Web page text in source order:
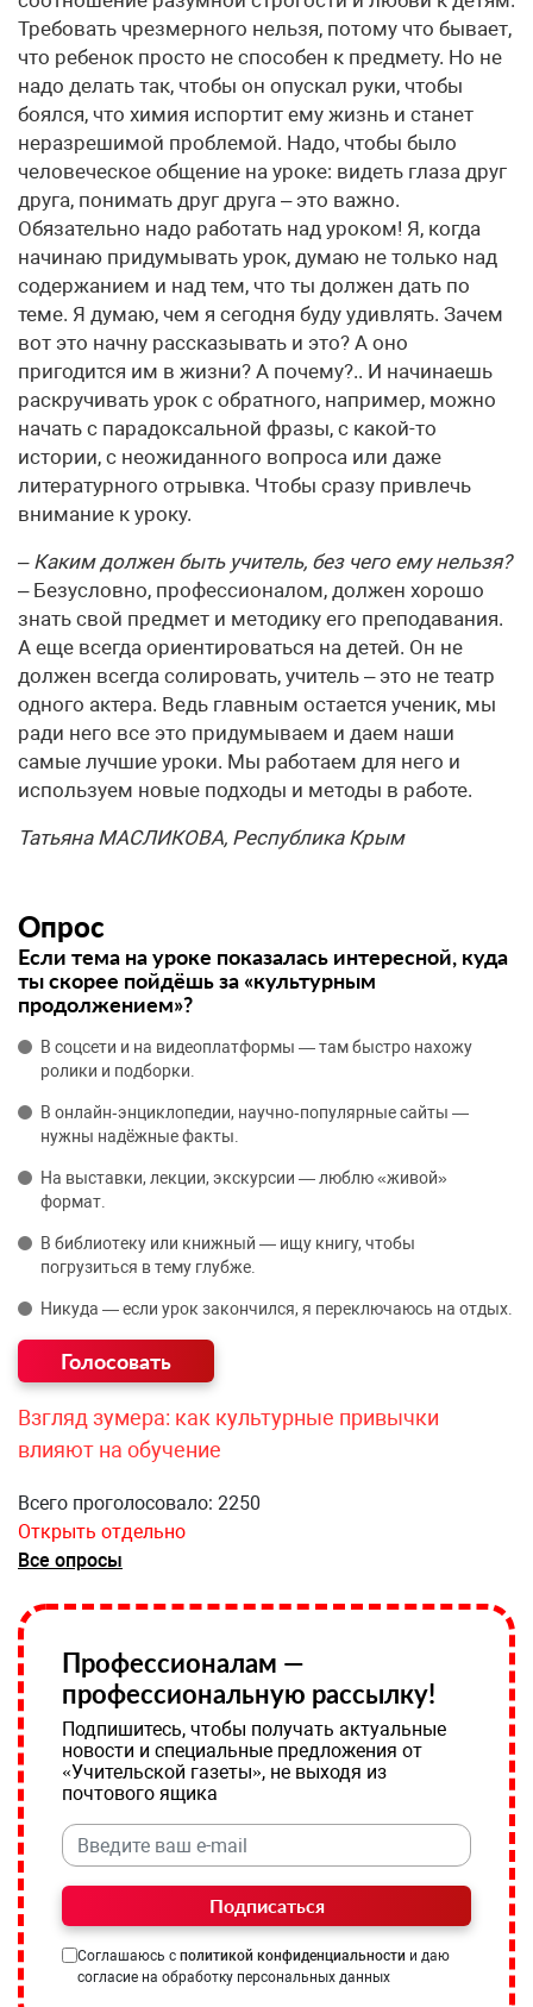
Требовать чрезмерного нельзя, потому что бывает,
что ребенок просто не способен к предмету. Но не
надо делать так, чтобы он опускал руки, чтобы
боялся, что химия испортит ему жизнь и станет
неразрешимой проблемой. Надо, чтобы было
человеческое общение на уроке: видеть глаза друг
друга, понимать друг друга – это важно.
Обязательно надо работать над уроком! Я, когда
начинаю придумывать урок, думаю не только над
содержанием и над тем, что ты должен дать по
теме. Я думаю, чем я сегодня буду удивлять. Зачем
вот это начну рассказывать и это? А оно
пригодится им в жизни? А почему?.. И начинаешь
раскручивать урок с обратного, например, можно
начать с парадоксальной фразы, с какой-то
истории, с неожиданного вопроса или даже
литературного отрывка. Чтобы сразу привлечь
внимание к уроку.
– Каким должен быть учитель, без чего ему нельзя?
– Безусловно, профессионалом, должен хорошо
знать свой предмет и методику его преподавания.
А еще всегда ориентироваться на детей. Он не
должен всегда солировать, учитель – это не театр
одного актера. Ведь главным остается ученик, мы
ради него все это придумываем и даем наши
самые лучшие уроки. Мы работаем для него и
используем новые подходы и методы в работе.
Татьяна МАСЛИКОВА, Республика Крым
Опрос
Если тема на уроке показалась интересной, куда
ты скорее пойдёшь за «культурным
продолжением»?
В соцсети и на видеоплатформы — там быстро нахожу
ролики и подборки.
В онлайн‑энциклопедии, научно‑популярные сайты —
нужны надёжные факты.
На выставки, лекции, экскурсии — люблю «живой»
формат.
В библиотеку или книжный — ищу книгу, чтобы
погрузиться в тему глубже.
Никуда — если урок закончился, я переключаюсь на отдых.
Взгляд зумера: как культурные привычки
влияют на обучение
Всего проголосовало: 2250
Открыть отдельно
Все опросы
Профессионалам —
профессиональную рассылку!
Подпишитесь, чтобы получать актуальные
новости и специальные предложения от
«Учительской газеты», не выходя из
почтового ящика
Подписаться
Соглашаюсь с политикой конфиденциальности и даю
согласие на обработку персональных данных